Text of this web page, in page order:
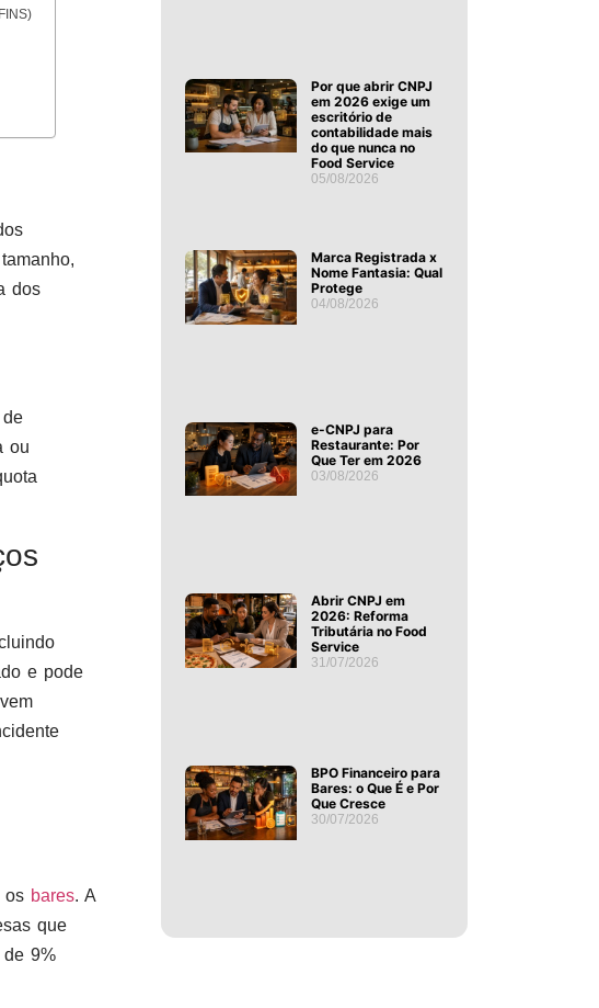
dos
ou
e pode
os bares. A
que
de 9%
Por que abrir CNPJ
em 2026 exige um
escritório de
contabilidade mais
do que nunca no
Food Service
05/08/2026
Marca Registrada x
Nome Fantasia: Qual
Protege
04/08/2026
e-CNPJ para
Restaurante: Por
Que Ter em 2026
03/08/2026
Abrir CNPJ em
2026: Reforma
Tributária no Food
Service
31/07/2026
BPO Financeiro para
Bares: o Que É e Por
Que Cresce
30/07/2026